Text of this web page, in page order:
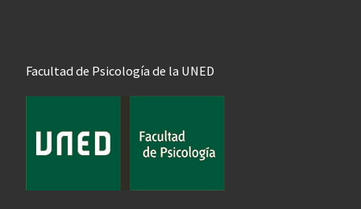
Facultad de Psicología de la UNED